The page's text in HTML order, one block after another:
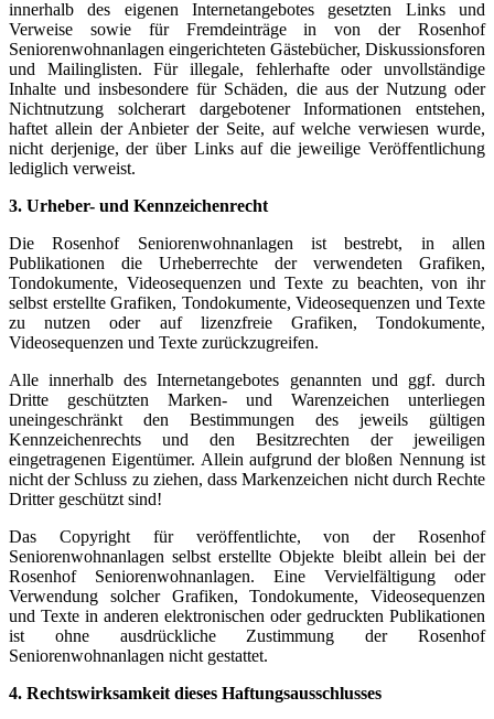
innerhalb des eigenen Internetangebotes gesetzten Links und
Verweise sowie für Fremdeinträge in von der Rosenhof
Seniorenwohnanlagen eingerichteten Gästebücher, Diskussionsforen
und Mailinglisten. Für illegale, fehlerhafte oder unvollständige
Inhalte und insbesondere für Schäden, die aus der Nutzung oder
Nichtnutzung solcherart dargebotener Informationen entstehen,
haftet allein der Anbieter der Seite, auf welche verwiesen wurde,
nicht derjenige, der über Links auf die jeweilige Veröffentlichung
lediglich verweist.
3. Urheber- und Kennzeichenrecht
Die Rosenhof Seniorenwohnanlagen ist bestrebt, in allen
Publikationen die Urheberrechte der verwendeten Grafiken,
Tondokumente, Videosequenzen und Texte zu beachten, von ihr
selbst erstellte Grafiken, Tondokumente, Videosequenzen und Texte
zu nutzen oder auf lizenzfreie Grafiken, Tondokumente,
Videosequenzen und Texte zurückzugreifen.
Alle innerhalb des Internetangebotes genannten und ggf. durch
Dritte geschützten Marken- und Warenzeichen unterliegen
uneingeschränkt den Bestimmungen des jeweils gültigen
Kennzeichenrechts und den Besitzrechten der jeweiligen
eingetragenen Eigentümer. Allein aufgrund der bloßen Nennung ist
nicht der Schluss zu ziehen, dass Markenzeichen nicht durch Rechte
Dritter geschützt sind!
Das Copyright für veröffentlichte, von der Rosenhof
Seniorenwohnanlagen selbst erstellte Objekte bleibt allein bei der
Rosenhof Seniorenwohnanlagen. Eine Vervielfältigung oder
Verwendung solcher Grafiken, Tondokumente, Videosequenzen
und Texte in anderen elektronischen oder gedruckten Publikationen
ist ohne ausdrückliche Zustimmung der Rosenhof
Seniorenwohnanlagen nicht gestattet.
4. Rechtswirksamkeit dieses Haftungsausschlusses